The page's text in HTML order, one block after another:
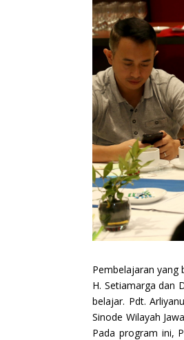
Pembelajaran yang
H. Setiamarga dan
belajar. Pdt.
Sinode Wilayah
Pada program ini,